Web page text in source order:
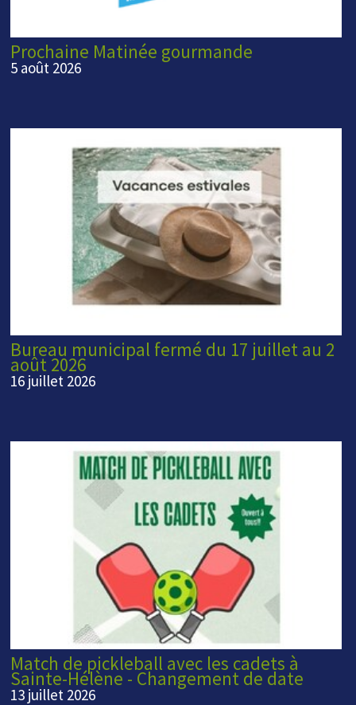
Prochaine Matinée gourmande
5 août 2026
Bureau municipal fermé du 17 juillet au 2
août 2026
16 juillet 2026
Match de pickleball avec les cadets à
Sainte-Hélène - Changement de date
13 juillet 2026